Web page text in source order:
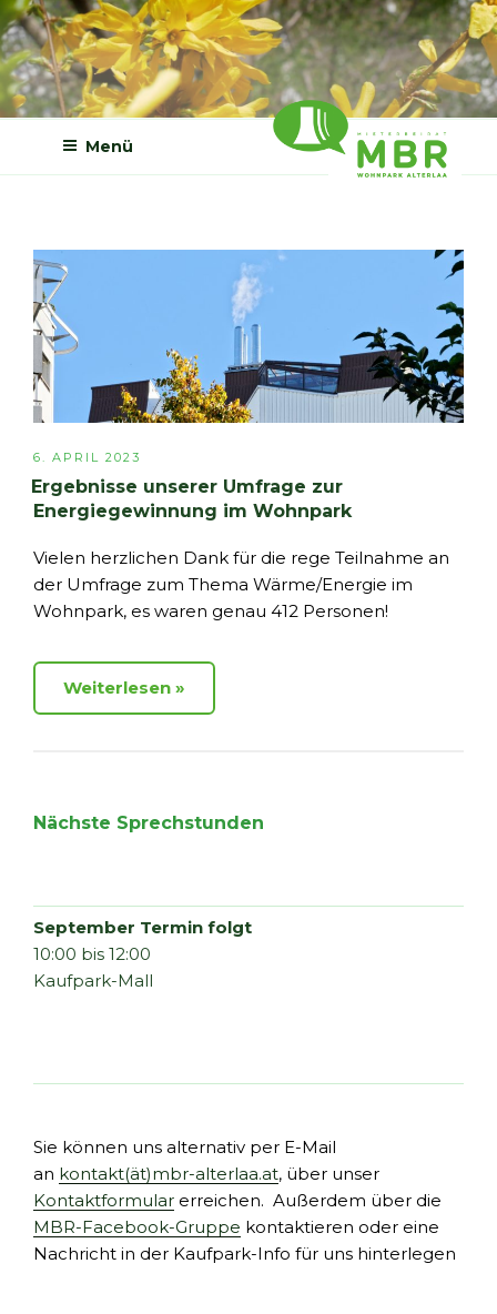
Zum
Inhalt
springen
ALTERLAA
Menü
VERÖFFENTLICHT
6. APRIL 2023
Ergebnisse unserer Umfrage zur
Energiegewinnung im Wohnpark
Vielen herzlichen Dank für die rege Teilnahme an
der Umfrage zum Thema Wärme/Energie im
Wohnpark, es waren genau 412 Personen!
Weiterlesen
Nächste Sprechstunden
September Termin folgt
10:00 bis 12:00
Kaufpark-Mall
Sie können uns alternativ per E-Mail
an kontakt(ät)mbr-alterlaa.at, über unser
Kontaktformular erreichen. Außerdem über die
MBR-Facebook-Gruppe kontaktieren oder eine
Nachricht in der Kaufpark-Info für uns hinterlegen